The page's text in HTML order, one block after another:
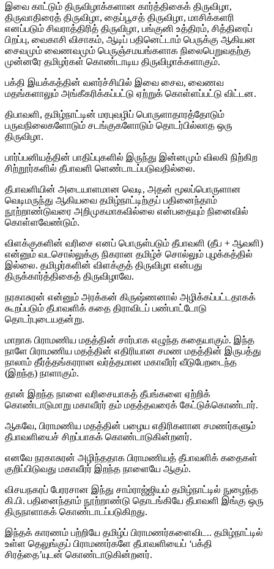
இவை காட்டும் திருவிழாக்களான கார்த்திகைக் திருவிழா,
திருவாதிரைத் திருவிழா, தைப்பூசத் திருவிழா, மாசிக்களரி
எனப்படும் சிவராத்திரித் திருவிழா, பங்குனி உத்திரம், சித்திரைப்
பிறப்பு, வைகாசி விசாகம், ஆடிப் பதினெட்டாம் பெருக்கு ஆகியன
சைவமும் வைணவமும் பெருஞ்சமயங்களாக நிலைபெறுவதற்கு
முன்னரே தமிழர்கள் கொண்டாடிய திருவிழாக்களாகும்.
பக்தி இயக்கத்தின் வளர்ச்சியில் இவை சைவ, வைணவ
மதங்களாலும் அங்கீகரிக்கப்பட்டு ஏற்றுக் கொள்ளப்பட்டு விட்டன.
திபாவளி, தமிழ்நாட்டின் மரபுவழிப் பொருளாதாரத்தோடும்
பருவநிலைகளோடும் சடங்குகளோடும் தொடர்பில்லாத ஒரு
திருவிழா.
பார்ப்பனியத்தின் பாதிப்புகளில் இருந்து இன்னமும் விலகி நிற்கிற
சிற்றூர்களில் தீபாவளி ளெண்டாடப்படுவதில்லை.
தீபாவளியின் அடையாளமான வெடி, அதன் மூலப்பொருளான
வெடிமருந்து ஆகியவை தமிழ்நாட்டிற்குப் பதினைந்தாம்
நூற்றாண்டுவரை அறிமுகமாகவில்லை என்பதையும் நினைவில்
கொள்ளவேண்டும்.
விளக்குகளின் வரிசை எனப் பொருள்படும் தீபாவளி (தீப + ஆவளி)
என்னும் வடசொல்லுக்கு நிகரான தமிழ்ச் சொல்லும் புழக்கத்தில்
இல்லை. தமிழர்களின் விளக்குத் திருவிழா என்பது
திருக்கார்த்திகைத் திருவிழாவே.
நரகாசுரன் என்னும் அரக்கன் கிருஷ்ணனால் அழிக்கப்பட்டதாகக்
கூறப்படும் தீபாவளிக் கதை திராவிடப் பண்பாட்டோடு
தொடர்புடையதன்று.
மாறாக பிராமணிய மதத்தின் சார்பாக எழுந்த கதையாகும். இந்த
நாளே பிராமணிய மதத்தின் எதிரியான சமண மதத்தின் இருபத்து
நாலாம் தீர்த்தங்கரரான வர்த்தமான மகாவீரர் வீடுபேறடைந்த
(இறந்த) நாளாகும்.
தான் இறந்த நாளை வரிசையாகத் தீபங்களை ஏற்றிக்
கொண்டாடுமாறு மகாவீரர் தம் மதத்தவரைக் கேட்டுக்கொண்டார்.
ஆகவே, பிராமணிய மதத்தின் பழைய எதிரிகளான சமணர்களும்
தீபாவளியைச் சிறப்பாகக் கொண்டாடுகின்றனர்.
எனவே நரகாசுரன் அழிந்ததாக பிராமணியத் தீபாவளிக் கதைகள்
குறிப்பிடுவது மகாவீரர் இறந்த நாளையே ஆகும்.
விசயநகரப் பேரரசான இந்து சாம்ராஜ்ஜியம் தமிழ்நாட்டில் நுழைந்த
கி.பி. பதினைந்தாம் நூற்றாண்டு தொடங்கியே தீபாவளி இங்கு ஒரு
திருநாளாகக் கொண்டாடப்படுகிறது.
இந்தக் காரணம் பற்றியே தமிழ்ப் பிராமணர்களைவிட.. தமிழ்நாட்டில்
உள்ள தெலுங்குப் பிராமணர்களே தீபாவளியைப் ‘பக்தி
சிரத்தை’யுடன் கொண்டாடுகின்றனர்.